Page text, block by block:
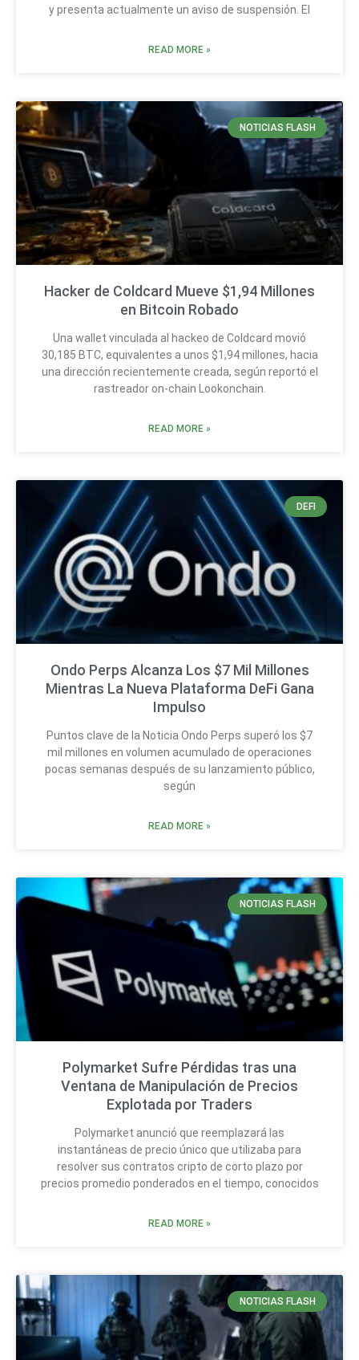
y presenta actualmente un aviso de suspensión. El
READ MORE »
NOTICIAS FLASH
Hacker de Coldcard Mueve $1,94 Millones
en Bitcoin Robado
Una wallet vinculada al hackeo de Coldcard movió
30,185 BTC, equivalentes a unos $1,94 millones, hacia
una dirección recientemente creada, según reportó el
rastreador on-chain Lookonchain.
READ MORE »
DEFI
Ondo Perps Alcanza Los $7 Mil Millones
Mientras La Nueva Plataforma DeFi Gana
Impulso
Puntos clave de la Noticia Ondo Perps superó los $7
mil millones en volumen acumulado de operaciones
pocas semanas después de su lanzamiento público,
según
READ MORE »
NOTICIAS FLASH
Polymarket Sufre Pérdidas tras una
Ventana de Manipulación de Precios
Explotada por Traders
Polymarket anunció que reemplazará las
instantáneas de precio único que utilizaba para
resolver sus contratos cripto de corto plazo por
precios promedio ponderados en el tiempo, conocidos
READ MORE »
NOTICIAS FLASH